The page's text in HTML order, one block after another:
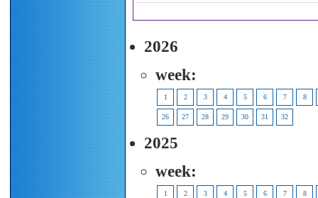
2026
week:
1 2 3 4 5 6 7 8
26 27 28 29 30 31 32
2025
week:
1 2 3 4 5 6 7 8